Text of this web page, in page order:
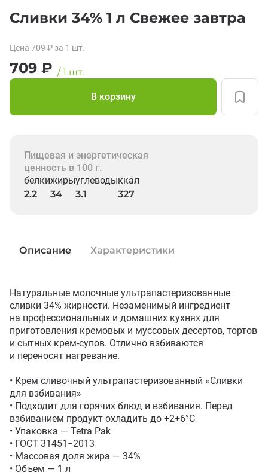
Сливки 34% 1 л Свежее завтра
Цена 709 ₽ за 1 шт.
709 ₽ /1 шт.
В корзину
Пищевая и энергетическая
ценность в 100 г.
белки
2.2
жиры
34
углеводы
3.1
ккал
327
Описание Характеристики
Натуральные молочные ультрапастеризованные
сливки 34% жирности. Незаменимый ингредиент
на профессиональных и домашних кухнях для
приготовления кремовых и муссовых десертов, тортов
и сытных крем-супов. Отлично взбиваются
и переносят нагревание.
• Крем сливочный ультрапастеризованный «Сливки
для взбивания»
• Подходит для горячих блюд и взбивания. Перед
взбиванием продукт охладить до +2+6°С
• Упаковка — Tetra Pak
• ГОСТ 31451−2013
• Массовая доля жира — 34%
• Объем — 1 л